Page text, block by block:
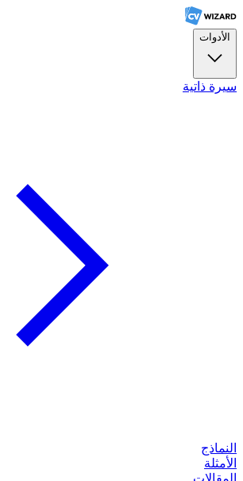
الأدوات
سيرة ذاتية
النماذج
الأمثلة